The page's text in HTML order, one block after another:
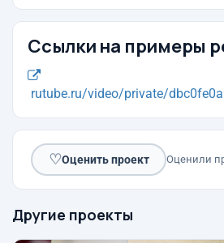
Ссылки на примеры
rutube.ru/video/private/
♡Оценить проект Оценили
Другие проекты